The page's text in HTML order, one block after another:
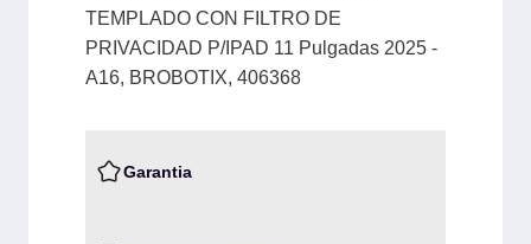
TEMPLADO CON FILTRO DE
PRIVACIDAD P/IPAD 11 Pulgadas 2025 -
A16, BROBOTIX, 406368
Garantia